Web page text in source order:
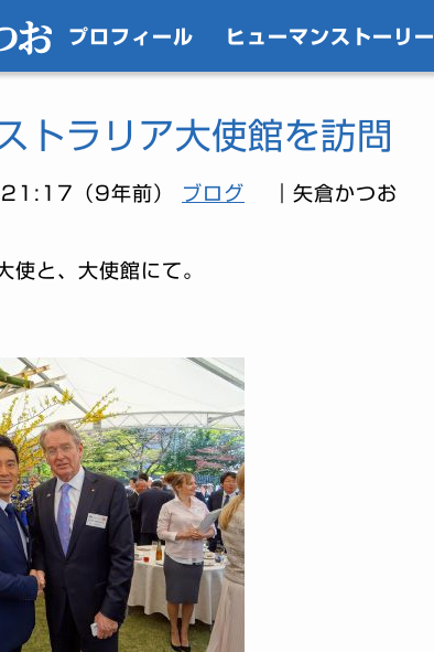
プロフィール ヒューマンストーリー
トラリア大使館を訪問
（9年前） ブログ ｜矢倉かつお
使と、大使館にて。